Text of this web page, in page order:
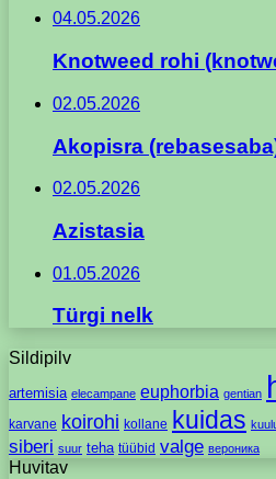
04.05.2026
Knotweed rohi
02.05.2026
Akopisra
02.05.2026
Azistasia
01.05.2026
Türgi nelk
Sildipilv
artemisia elecampane euphorbia gentian
karvane koirohi kollane kuidas
siberi suur teha tüübid valge вероника
Huvitav